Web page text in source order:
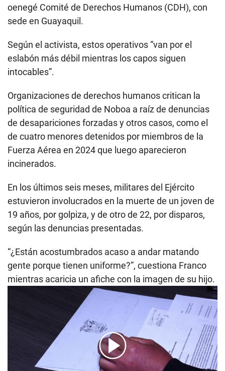
oenegé Comité de Derechos Humanos (CDH), con
sede en Guayaquil.
Según el activista, estos operativos “van por el
eslabón más débil mientras los capos siguen
intocables”.
Organizaciones de derechos humanos critican la
política de seguridad de Noboa a raíz de denuncias
de desapariciones forzadas y otros casos, como el
de cuatro menores detenidos por miembros de la
Fuerza Aérea en 2024 que luego aparecieron
incinerados.
En los últimos seis meses, militares del Ejército
estuvieron involucrados en la muerte de un joven de
19 años, por golpiza, y de otro de 22, por disparos,
según las denuncias presentadas.
“¿Están acostumbrados acaso a andar matando
gente porque tienen uniforme?”, cuestiona Franco
mientras acaricia un afiche con la imagen de su hijo.